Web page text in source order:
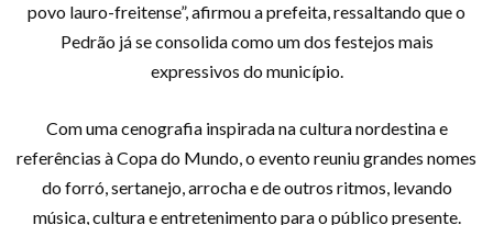
povo lauro-freitense”, afirmou a prefeita, ressaltando que o
Pedrão já se consolida como um dos festejos mais
expressivos do município.
Com uma cenografia inspirada na cultura nordestina e
referências à Copa do Mundo, o evento reuniu grandes nomes
do forró, sertanejo, arrocha e de outros ritmos, levando
música, cultura e entretenimento para o público presente.